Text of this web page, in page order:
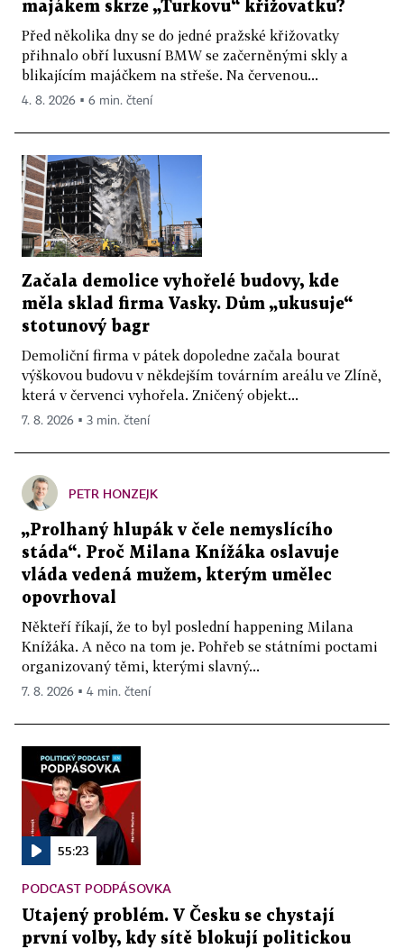
majákem skrze „Turkovu“ křižovatku?
Před několika dny se do jedné pražské křižovatky
přihnalo obří luxusní BMW se začerněnými skly a
blikajícím majáčkem na střeše. Na červenou...
4. 8. 2026 ▪ 6 min. čtení
Začala demolice vyhořelé budovy, kde
měla sklad firma Vasky. Dům „ukusuje“
stotunový bagr
Demoliční firma v pátek dopoledne začala bourat
výškovou budovu v někdejším továrním areálu ve Zlíně,
která v červenci vyhořela. Zničený objekt...
7. 8. 2026 ▪ 3 min. čtení
PETR HONZEJK
„Prolhaný hlupák v čele nemyslícího
stáda“. Proč Milana Knížáka oslavuje
vláda vedená mužem, kterým umělec
opovrhoval
Někteří říkají, že to byl poslední happening Milana
Knížáka. A něco na tom je. Pohřeb se státními poctami
organizovaný těmi, kterými slavný...
7. 8. 2026 ▪ 4 min. čtení
55:23
PODCAST PODPÁSOVKA
Utajený problém. V Česku se chystají
první volby, kdy sítě blokují politickou